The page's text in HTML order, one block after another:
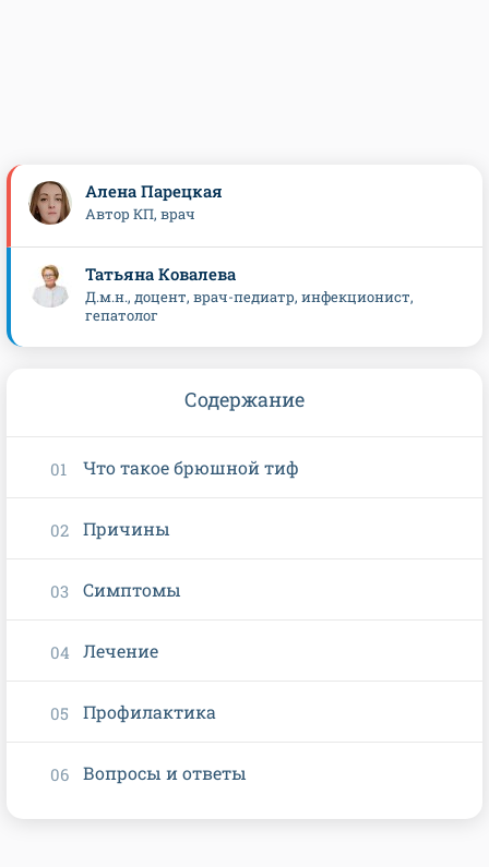
Алена Парецкая
Автор КП, врач
Татьяна Ковалева
Д.м.н., доцент, врач-педиатр, инфекционист,
гепатолог
Содержание
Что такое брюшной тиф
Причины
Симптомы
Лечение
Профилактика
Вопросы и ответы